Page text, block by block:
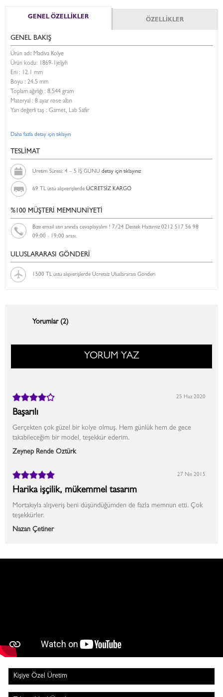
GENEL ÖZELLİKLER ÖZELLİKLER
GENEL BAKIŞ
Ürün adı: Madiva Kolye
Ürün kodu: 1869-1jeljyh
Eni : 12.1 mm
Boyu : 24.5 mm
Toplam ağırlığı : 8.544 gram
Materyal : 8 ayar rose altın
Yarı değerli taş : Garnet, Lab Safir
Daha fazla detay için tıklayın
TESLİMAT
Üretim Süresi: 4 – 5 İŞ GÜNÜ detay için tıklayınız
69 TL üstü alışverişlerde ÜCRETSİZ KARGO
%100 MÜŞTERİ MEMNUNİYETİ
Bize email atın anında cevaplayalım ! 7/24 Destek Hattımız 0212 517 56 98
09:00 - 19:00 arası.
ULUSLARARASI GÖNDERİ
1500 TL üstü alışverişlerde Ücretsiz Uluslararası Gönderi
Yorumlar (2)
YORUM YAZ
Başarılı
Gerçekten çok güzel bir kolye olmuş. Hem günlük hem de gece
takabileceğim bir model, teşekkür ederim.
Zeynep Rende Öztürk
25 Haz 2020
Harika işçilik, mükemmel tasarım
Mortakıyla alışveriş beni düşündüğümden de fazla memnun etti. Çok
teşekkürler.
Nazan Çetiner
27 Nis 2015
Kişiye Özel Üretim